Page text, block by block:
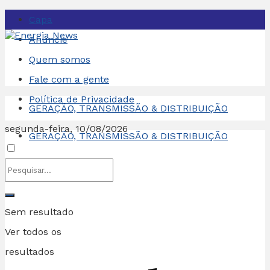
Capa
Anuncie
Quem somos
Fale com a gente
Política de Privacidade
segunda-feira, 10/08/2026
Sem resultado
Ver todos os
resultados
GERAÇÃO, TRANSMISSÃO & DISTRIBUIÇÃO
GERAÇÃO, TRANSMISSÃO & DISTRIBUIÇÃO